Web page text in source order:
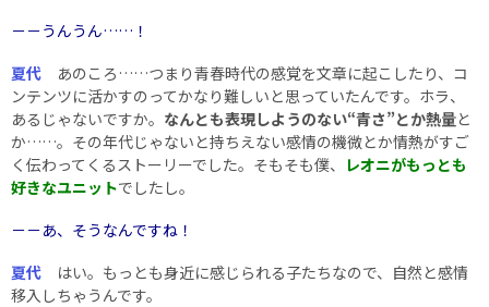
－－うんうん……！
夏代 あのころ……つまり青春時代の感覚を文章に起こしたり、コ
ンテンツに活かすのってかなり難しいと思っていたんです。ホラ、
あるじゃないですか。 なんとも表現しようのない“青さ”とか熱量と
か……。その年代じゃないと持ちえない感情の機微とか情熱がすご
く伝わってくるストーリーでした。そもそも僕、
レオニがもっとも
好きなユニットでしたし。
－－あ、そうなんですね！
夏代 はい。もっとも身近に感じられる子たちなので、自然と感情
移入しちゃうんです。